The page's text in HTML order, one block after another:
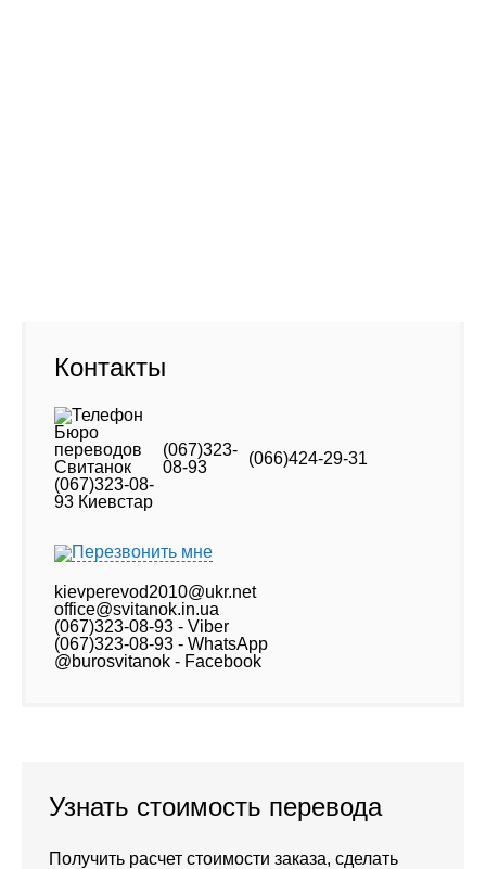
Контакты
(067)323-
08-93
(066)424-29-31
Перезвонить мне
kievperevod2010@ukr.net
office@svitanok.in.ua
(067)323-08-93 - Viber
(067)323-08-93 - WhatsApp
@burosvitanok - Facebook
Узнать стоимость перевода
Получить расчет стоимости заказа, сделать